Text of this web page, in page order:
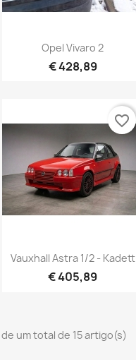
Opel Vivaro 2
€ 428,89
Vauxhall Astra 1/2 - Kadett
€ 405,89
favorite_border
um total de 15 artigo(s)